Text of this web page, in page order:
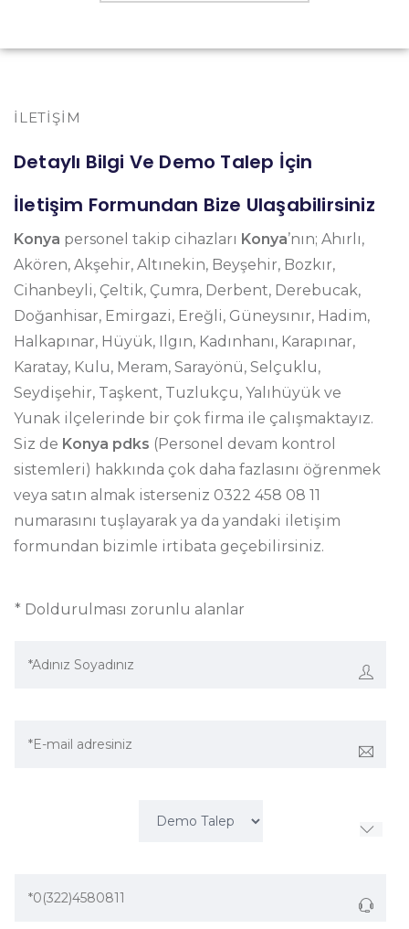
İLETIŞIM
Detaylı Bilgi Ve Demo Talep İçin
İletişim Formundan Bize Ulaşabilirsiniz
Konya personel takip cihazları Konya’nın; Ahırlı,
Akören, Akşehir, Altınekin, Beyşehir, Bozkır,
Cihanbeyli, Çeltik, Çumra, Derbent, Derebucak,
Doğanhisar, Emirgazi, Ereğli, Güneysınır, Hadim,
Halkapınar, Hüyük, Ilgın, Kadınhanı, Karapınar,
Karatay, Kulu, Meram, Sarayönü, Selçuklu,
Seydişehir, Taşkent, Tuzlukçu, Yalıhüyük ve
Yunak ilçelerinde bir çok firma ile çalışmaktayız.
Siz de Konya pdks (Personel devam kontrol
sistemleri) hakkında çok daha fazlasını öğrenmek
veya satın almak isterseniz 0322 458 08 11
numarasını tuşlayarak ya da yandaki iletişim
formundan bizimle irtibata geçebilirsiniz.
* Doldurulması zorunlu alanlar